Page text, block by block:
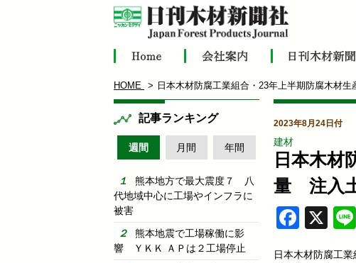
HOME 日本木材防腐工業組合・23年上半期防腐木材
2023年8月24日付
建材
日本木材
量 注入
X
日本木材防腐工
記事ランキング
週間 月間 年間
熊本地方で最大震度７ 八
代地域中心に工場やインフラに
被害
熊本地震で工場稼働に影
響 ＹＫＫ ＡＰは２工場停止